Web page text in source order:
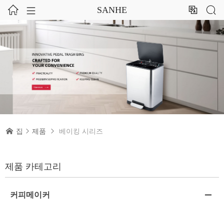
  SANHE  
 집  제품  베이킹 시리즈
제품 카테고리
커피메이커 